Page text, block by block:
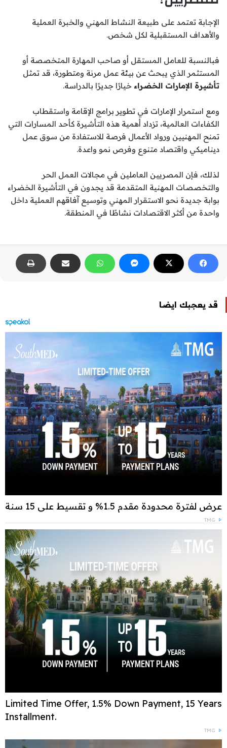
الإجابة تعتمد على طبيعة النشاط المهني والخبرة العملية
والأهداف المستقبلية لكل شخص.
فبالنسبة للعامل المستقل أو صاحب المهارة المتخصصة أو
المستثمر الذي يبحث عن بيئة عمل مرنة ومتطورة، قد تمثل
تأشيرة الإمارات الخضراء خيارًا جديرًا بالدراسة.
ومع استمرار الإمارات في تطوير برامج الإقامة واستقطاب
الكفاءات العالمية، تزداد أهمية هذه التأشيرة كأحد المسارات التي
تمنح المهنيين ورواد الأعمال فرصة للاستفادة من سوق عمل
ديناميكي واقتصاد متنوع وفرص نمو واعدة.
لذلك، فإن المصريين العاملين في مجالات العمل الحر
والتخصصات المهنية المتقدمة قد يجدون في التأشيرة الخضراء
بوابة جديدة نحو الاستقرار المهني وتوسيع آفاقهم العملية داخل
واحدة من أكثر الاقتصادات نشاطًا في المنطقة.
قد يعجبك ايضا
عرض لفترة محدودة مقدم 1.5% و تقسيط علي 15 سنة
TMG
Limited Time Offer, 1.5% Down Payment, 15 Years
Installment.
TMG